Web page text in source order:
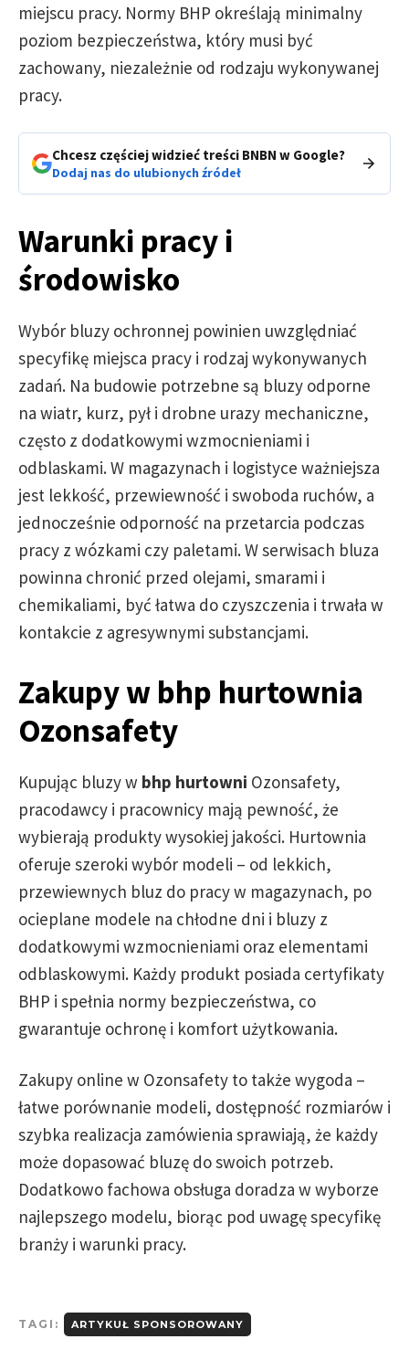
miejscu pracy. Normy BHP określają minimalny
poziom bezpieczeństwa, który musi być
zachowany, niezależnie od rodzaju wykonywanej
pracy.
Chcesz częściej widzieć treści BNBN w Google?
Dodaj nas do ulubionych źródeł
Warunki pracy i
środowisko
Wybór bluzy ochronnej powinien uwzględniać
specyfikę miejsca pracy i rodzaj wykonywanych
zadań. Na budowie potrzebne są bluzy odporne
na wiatr, kurz, pył i drobne urazy mechaniczne,
często z dodatkowymi wzmocnieniami i
odblaskami. W magazynach i logistyce ważniejsza
jest lekkość, przewiewność i swoboda ruchów, a
jednocześnie odporność na przetarcia podczas
pracy z wózkami czy paletami. W serwisach bluza
powinna chronić przed olejami, smarami i
chemikaliami, być łatwa do czyszczenia i trwała w
kontakcie z agresywnymi substancjami.
Zakupy w bhp hurtownia
Ozonsafety
Kupując bluzy w bhp hurtowni Ozonsafety,
pracodawcy i pracownicy mają pewność, że
wybierają produkty wysokiej jakości. Hurtownia
oferuje szeroki wybór modeli – od lekkich,
przewiewnych bluz do pracy w magazynach, po
ocieplane modele na chłodne dni i bluzy z
dodatkowymi wzmocnieniami oraz elementami
odblaskowymi. Każdy produkt posiada certyfikaty
BHP i spełnia normy bezpieczeństwa, co
gwarantuje ochronę i komfort użytkowania.
Zakupy online w Ozonsafety to także wygoda –
łatwe porównanie modeli, dostępność rozmiarów i
szybka realizacja zamówienia sprawiają, że każdy
może dopasować bluzę do swoich potrzeb.
Dodatkowo fachowa obsługa doradza w wyborze
najlepszego modelu, biorąc pod uwagę specyfikę
branży i warunki pracy.
TAGI: ARTYKUŁ SPONSOROWANY